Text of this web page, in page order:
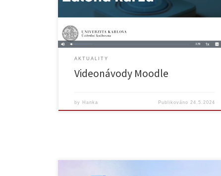
na adrese https://dl.cuni.cz/podpora/#videonavody.
Všechny návody se nachází na Mediaserveru CUNI, pro
přístup k […]
AKTUALITY
Videonávody Moodle
by Hanka Publikováno 24.5.2024